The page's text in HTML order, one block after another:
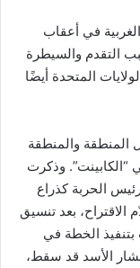
في أعقاب
التقدم والسيطرة
المتحدة أيضًا
المنطقة والمنطقة
“الكابينت”. وذكرت
الحربة كذراع
الاقتراح، بعد تنسيق
الخطة في
الأسد قد سقط،